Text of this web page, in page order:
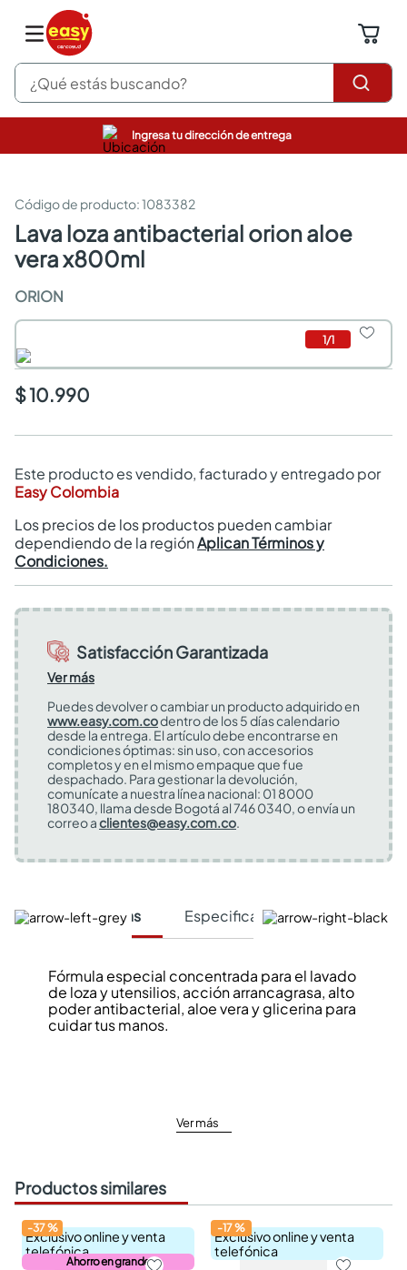
¿Qué estás buscando?
Ingresa tu dirección de entrega
:1083382
lava loza antibacterial orion aloe
vera x800ml
ORION
1/1
$ 10.990
Este producto es vendido, facturado y entregado por
Easy Colombia
Los precios de los productos pueden cambiar
dependiendo de la regiónAplican Términos y
Condiciones.
Satisfacción Garantizada
Ver más
Puedes devolver o cambiar un producto adquirido en
www.easy.com.codentro de los 5 días calendario
desde la entrega. El artículo debe encontrarse en
condiciones óptimas: sin uso, con accesorios
completos y en el mismo empaque que fue
despachado. Para gestionar la devolución,
comunícate a nuestra línea nacional: 01 8000
180340, llama desde Bogotá al 746 0340, o envía un
correo aclientes@easy.com.co.
Características Especificaciones Técnicas
Fórmula especial concentrada para el lavado
de loza y utensilios, acción arrancagrasa, alto
poder antibacterial, aloe vera y glicerina para
cuidar tus manos.
Ver más
Productos similares
Exclusivo online y venta
telefónica
Ahorro en grande
-37%
Exclusivo online y venta
telefónica
-17%
pinturas
sanitarios
comedor
escritorio
comedores
armarios closet